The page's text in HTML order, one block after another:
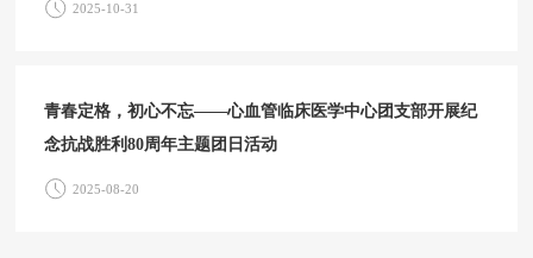
2025-10-31
青春定格，初心不忘——心血管临床医学中心团支部开展纪
念抗战胜利80周年主题团日活动
2025-08-20